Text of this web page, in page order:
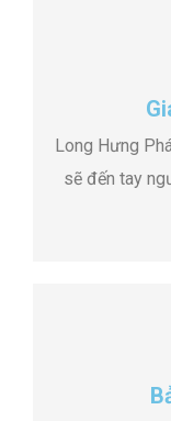
Long Hưng
sẽ đến tay